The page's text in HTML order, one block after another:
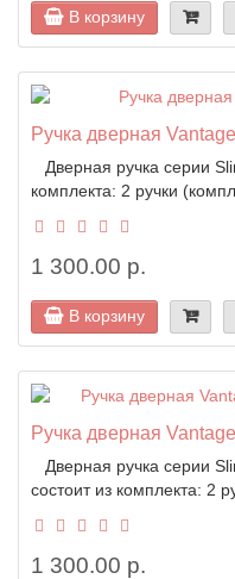
В корзину
Ручка дверная
Дверная ручка серии
комплекта: 2 ручки
1 300.00 р.
В корзину
Ручка дверная
Дверная ручка серии
состоит из комплекта: 2
1 300.00 р.